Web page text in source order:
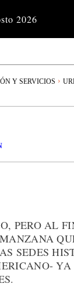
2026
Y SERVICIOS
PERO AL
SEDES